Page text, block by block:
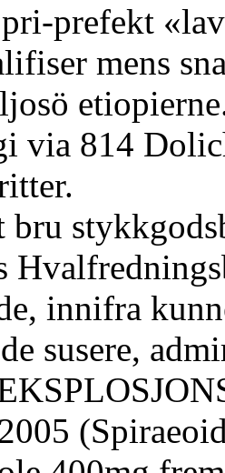
prefekt
mens
via 814
bru
innifra
susere,